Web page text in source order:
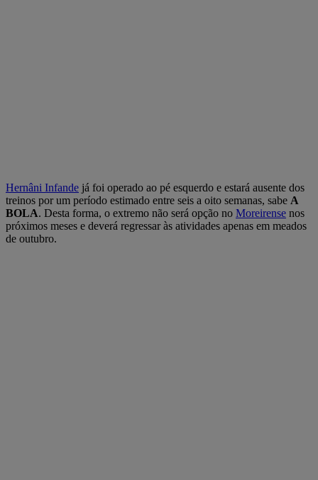
Hernâni Infande já foi operado ao pé esquerdo e estará ausente dos
treinos por um período estimado entre seis a oito semanas, sabe A
BOLA. Desta forma, o extremo não será opção no Moreirense nos
próximos meses e deverá regressar às atividades apenas em meados
de outubro.